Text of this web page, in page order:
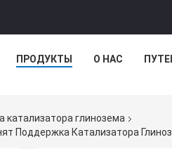
ПРОДУКТЫ О НАС
катализатора глинозема
Поддержка Катализатора